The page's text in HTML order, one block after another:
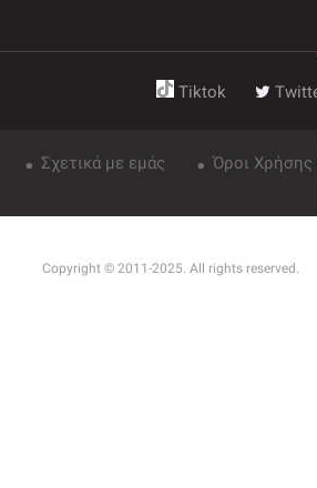
Tiktok
Σχετικά με εμάς Όροι Χρήσης
Copyright © 2011-2025. All rights reserved.